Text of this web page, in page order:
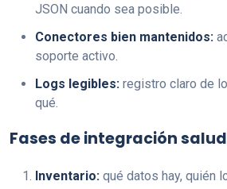
JSON cuando sea posible.
Conectores bien mantenidos:
soporte activo.
Logs legibles: registro claro de
qué.
Fases de integración
Inventario: qué datos hay, quién